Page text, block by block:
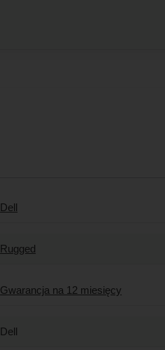
Dell
Rugged
Gwarancja na 12 miesięcy
Dell